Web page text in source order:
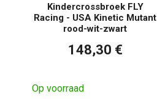
Kindercrossbroek FLY
Racing - USA Kinetic Mutant
rood-wit-zwart
148,30 €
Op voorraad